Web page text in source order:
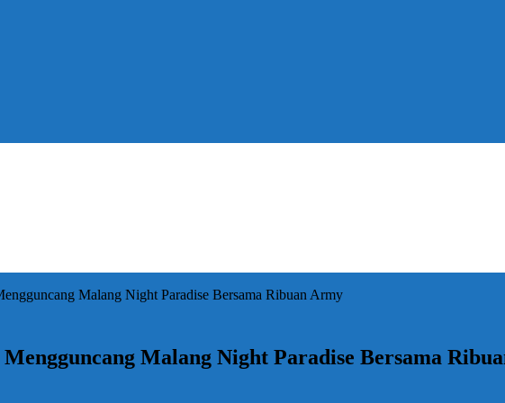
Malang Night Paradise Bersama Ribuan Army
Malang Night Paradise Bersama